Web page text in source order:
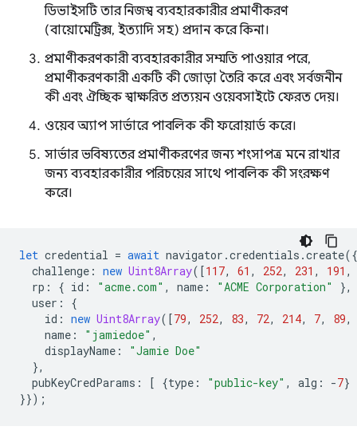
ডিভাইসটি তার নিজস্ব ব্যবহারকারীর প্রমাণীকরণ
(বায়োমেট্রিক্স, ইত্যাদি সহ) প্রদান করে কিনা।
প্রমাণীকরণকারী ব্যবহারকারীর সম্মতি পাওয়ার পরে,
প্রমাণীকরণকারী একটি কী জোড়া তৈরি করে এবং সর্বজনীন
কী এবং ঐচ্ছিক স্বাক্ষরিত প্রত্যয়ন ওয়েবসাইটে ফেরত দেয়।
ওয়েব অ্যাপ সার্ভারে পাবলিক কী ফরোয়ার্ড করে।
সার্ভার ভবিষ্যতের প্রমাণীকরণের জন্য শংসাপত্র মনে রাখার
জন্য ব্যবহারকারীর পরিচয়ের সাথে পাবলিক কী সংরক্ষণ
করে।
let credential = await navigator .credentials .create({
challenge : new Uint8Array([117, 61 , 252, 231 , 191 ,
rp : { id : "acme.com" , name : "ACME Corporation"
},
user :
{
id : new Uint8Array([79, 252, 83, 72, 214, 7, 89,
name : "jamiedoe" ,
displayName :
"Jamie Doe"
},
pubKeyCredParams : [ {type : "public-key" , alg : -7}
}});